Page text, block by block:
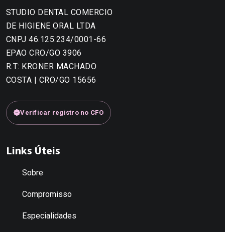
STUDIO DENTAL COMERCIO
DE HIGIENE ORAL LTDA
CNPJ 46.125.234/0001-66
EPAO CRO/GO 3906
R.T: KRONER MACHADO
COSTA | CRO/GO 15656
Verificar registro no CFO
Links Úteis
Sobre
Compromisso
Especialidades